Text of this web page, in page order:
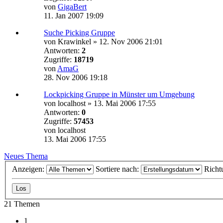
von GigaBert
11. Jan 2007 19:09
Suche Picking Gruppe
von Krawinkel » 12. Nov 2006 21:01
Antworten: 2
Zugriffe: 18719
von AmaG
28. Nov 2006 19:18
Lockpicking Gruppe in Münster um Umgebung
von localhost » 13. Mai 2006 17:55
Antworten: 0
Zugriffe: 57453
von localhost
13. Mai 2006 17:55
Neues Thema
Anzeigen:
Sortiere nach:
21 Themen
1